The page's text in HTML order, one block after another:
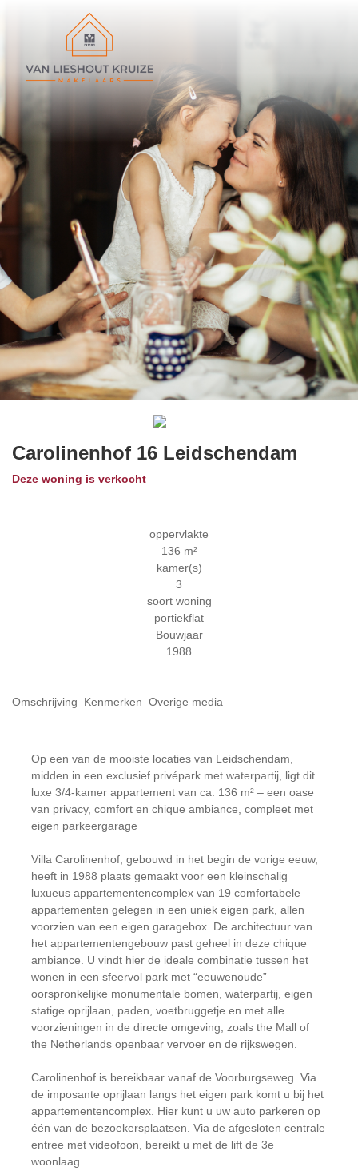
Carolinenhof 16 Leidschendam
Deze woning is verkocht
oppervlakte
136 m²
kamer(s)
3
soort woning
portiekflat
Bouwjaar
1988
Omschrijving Kenmerken Overige media
Op een van de mooiste locaties van Leidschendam,
midden in een exclusief privépark met waterpartij, ligt dit
luxe 3/4-kamer appartement van ca. 136 m² – een oase
van privacy, comfort en chique ambiance, compleet met
eigen parkeergarage
Villa Carolinenhof, gebouwd in het begin de vorige eeuw,
heeft in 1988 plaats gemaakt voor een kleinschalig
luxueus appartementencomplex van 19 comfortabele
appartementen gelegen in een uniek eigen park, allen
voorzien van een eigen garagebox. De architectuur van
het appartementengebouw past geheel in deze chique
ambiance. U vindt hier de ideale combinatie tussen het
wonen in een sfeervol park met “eeuwenoude”
oorspronkelijke monumentale bomen, waterpartij, eigen
statige oprijlaan, paden, voetbruggetje en met alle
voorzieningen in de directe omgeving, zoals the Mall of
the Netherlands openbaar vervoer en de rijkswegen.
Carolinenhof is bereikbaar vanaf de Voorburgseweg. Via
de imposante oprijlaan langs het eigen park komt u bij het
appartementencomplex. Hier kunt u uw auto parkeren op
één van de bezoekersplaatsen. Via de afgesloten centrale
entree met videofoon, bereikt u met de lift de 3e
woonlaag.